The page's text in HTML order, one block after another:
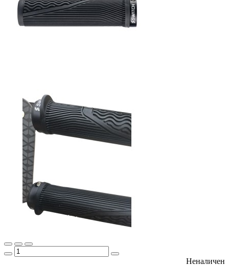
Неналичен